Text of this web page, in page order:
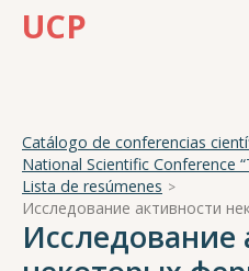
UCP
Catálogo de conferencias
Lista de resúmenes
Исследование